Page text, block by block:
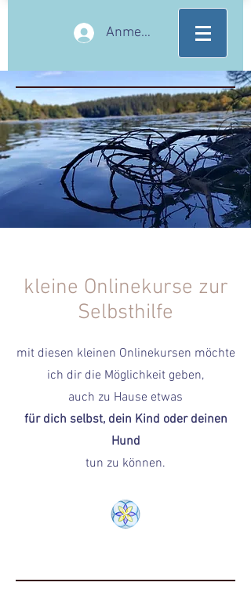
Anmelden
kleine Onlinekurse zur
Selbsthilfe
mit diesen kleinen Onlinekursen möchte
ich dir die Möglichkeit geben,
auch zu Hause etwas
für dich selbst, dein Kind oder deinen
Hund
tun zu können.